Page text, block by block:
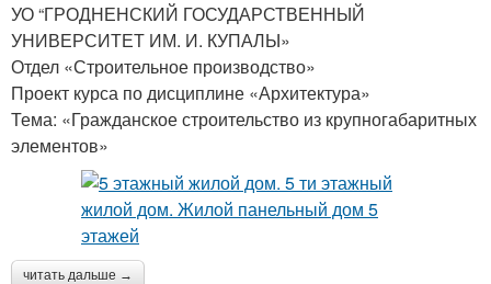
УО “ГРОДНЕНСКИЙ ГОСУДАРСТВЕННЫЙ
УНИВЕРСИТЕТ ИМ. И. КУПАЛЫ»
Отдел «Строительное производство»
Проект курса по дисциплине «Архитектура»
Тема: «Гражданское строительство из крупногабаритных
элементов»
читать дальше →